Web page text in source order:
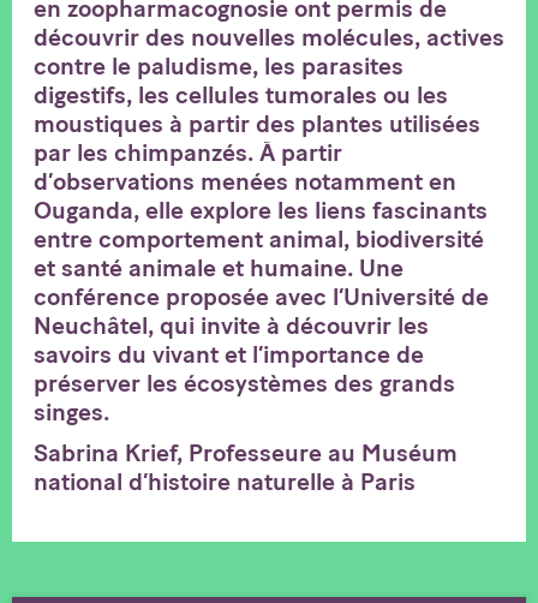
en zoopharmacognosie ont permis de
découvrir des nouvelles molécules, actives
contre le paludisme, les parasites
digestifs, les cellules tumorales ou les
moustiques à partir des plantes utilisées
par les chimpanzés. À partir
d’observations menées notamment en
Ouganda, elle explore les liens fascinants
entre comportement animal, biodiversité
et santé animale et humaine. Une
conférence proposée avec l’Université de
Neuchâtel, qui invite à découvrir les
savoirs du vivant et l’importance de
préserver les écosystèmes des grands
singes.
Sabrina Krief, Professeure au Muséum
national d’histoire naturelle à Paris